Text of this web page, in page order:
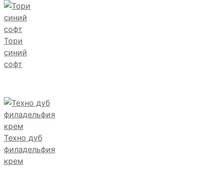
Тори
синий
софт
Техно дуб
филадельфия
крем